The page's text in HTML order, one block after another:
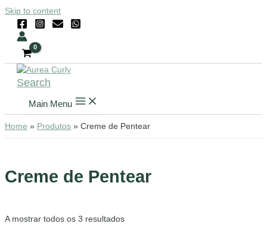
Skip to content
Search
Main Menu
Home Produtos Creme de Pentear
Creme de Pentear
A mostrar todos os 3 resultados